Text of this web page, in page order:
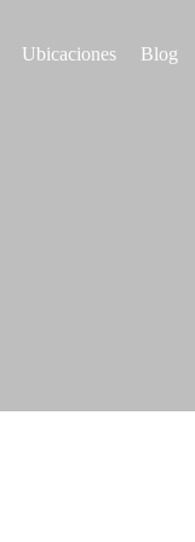
Ubicaciones Blog